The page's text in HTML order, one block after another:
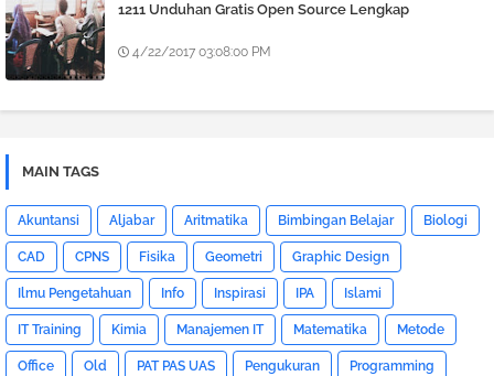
1211 Unduhan Gratis Open Source Lengkap
4/22/2017 03:08:00 PM
MAIN TAGS
Akuntansi Aljabar Aritmatika Bimbingan Belajar Biologi
CAD CPNS Fisika Geometri Graphic Design
Ilmu Pengetahuan Info Inspirasi IPA Islami
IT Training Kimia Manajemen IT Matematika Metode
Office Old PAT PAS UAS Pengukuran Programming